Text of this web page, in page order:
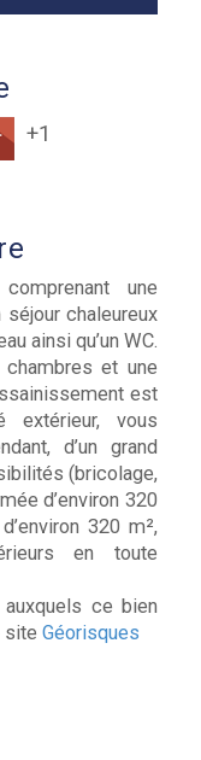
+1
une
séjour chaleureux
ainsi qu’un WC.
chambres et une
est
extérieur, vous
d’un grand
(bricolage,
d’environ 320
320 m²,
en toute
ce bien
site Géorisques